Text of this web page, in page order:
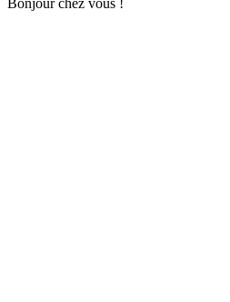
Bonjour chez vous !